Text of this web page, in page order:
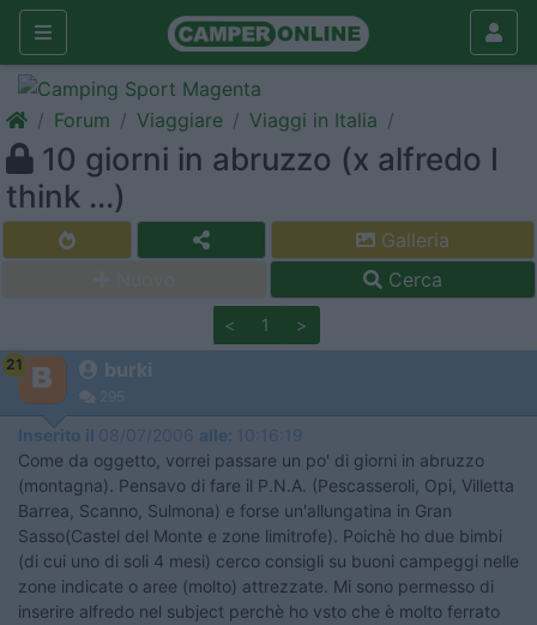
Forum Viaggiare Viaggi in Italia
10 giorni in abruzzo (x alfredo I
think ...)
Galleria
Cerca
< 1 >
21 burki
295
Inserito il 08/07/2006 alle: 10:16:19
Come da oggetto, vorrei passare un po' di giorni in abruzzo
(montagna). Pensavo di fare il P.N.A. (Pescasseroli, Opi, Villetta
Barrea, Scanno, Sulmona) e forse un'allungatina in Gran
Sasso(Castel del Monte e zone limitrofe). Poichè ho due bimbi
(di cui uno di soli 4 mesi) cerco consigli su buoni campeggi nelle
zone indicate o aree (molto) attrezzate. Mi sono permesso di
inserire alfredo nel subject perchè ho vsto che è molto ferrato